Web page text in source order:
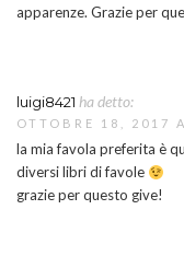
apparenze. Grazie per
luigi8421 ha detto:
OTTOBRE 18, 2017
la mia favola preferita è
diversi libri di favole
grazie per questo give!